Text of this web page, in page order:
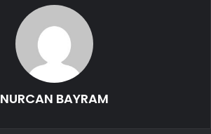
NURCAN BAYRAM